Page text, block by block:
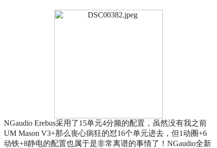
NGaudio Erebus采用了15单元4分频的配置，虽然没有我之前
UM Mason V3+那么丧心病狂的怼16个单元进去，但1动圈+6
动铁+8静电的配置也属于是非常离谱的事情了！NGaudio全新